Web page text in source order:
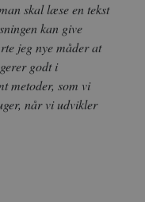
skal læse en tekst
kan give
jeg nye måder at
godt i
metoder, som vi
når vi udvikler